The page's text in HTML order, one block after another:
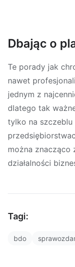
Dbając o
Te porady jak
nawet
jednym z
dlatego tak
tylko na
można znacząco
działalności
Tagi:
bdo